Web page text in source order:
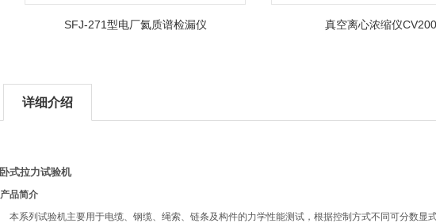
SFJ-271型电厂氦质谱检漏仪 真空离心浓缩仪
详细介绍
卧式拉力试验机
产品简介
本系列试验机主要用于电缆、钢缆、绳索、链条及构件的力学性能测试，根据控制方式不同可分数显